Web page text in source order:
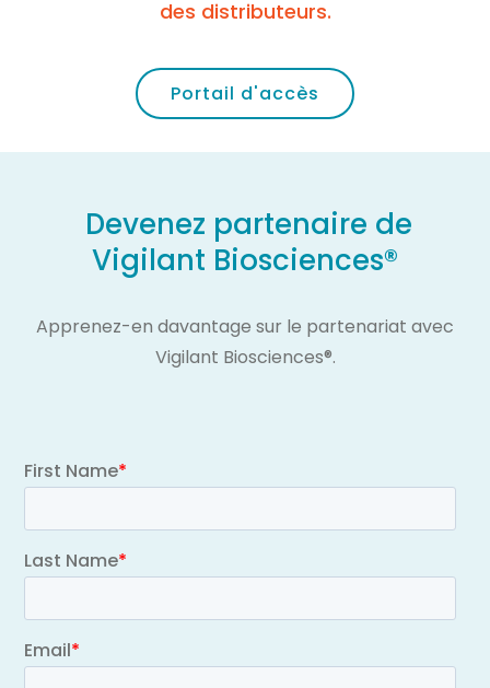
des distributeurs.
Portail d'accès
Devenez partenaire de
Vigilant Biosciences®
Apprenez-en davantage sur le partenariat avec
Vigilant Biosciences®.